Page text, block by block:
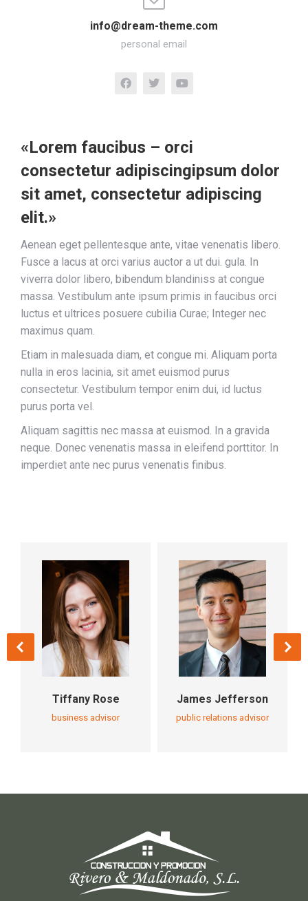
«Lorem faucibus – orci
consectetur adipiscingipsum dolor
sit amet, consectetur adipiscing
elit.»
Aenean eget pellentesque ante, vitae venenatis libero.
Fusce a lacus at orci varius auctor a ut dui. gula. In
viverra dolor libero, bibendum blandiniss at congue
massa. Vestibulum ante ipsum primis in faucibus orci
luctus et ultrices posuere cubilia Curae; Integer nec
maximus quam.
Etiam in malesuada diam, et congue mi. Aliquam porta
nulla in eros lacinia, sit amet euismod purus
consectetur. Vestibulum tempor enim dui, id luctus
purus porta vel.
Aliquam sagittis nec massa at euismod. In a gravida
neque. Donec venenatis massa in eleifend porttitor. In
imperdiet ante nec purus venenatis finibus.
info@dream-theme.com
personal email
Tiffany Rose
business advisor
James Jefferson
public relations advisor